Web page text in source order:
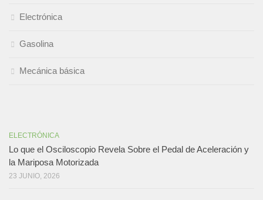
Electrónica
Gasolina
Mecánica básica
ELECTRÓNICA
Lo que el Osciloscopio Revela Sobre el Pedal de Aceleración y
la Mariposa Motorizada
23 JUNIO, 2026